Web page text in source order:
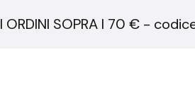
ORDINI SOPRA I 70 € -